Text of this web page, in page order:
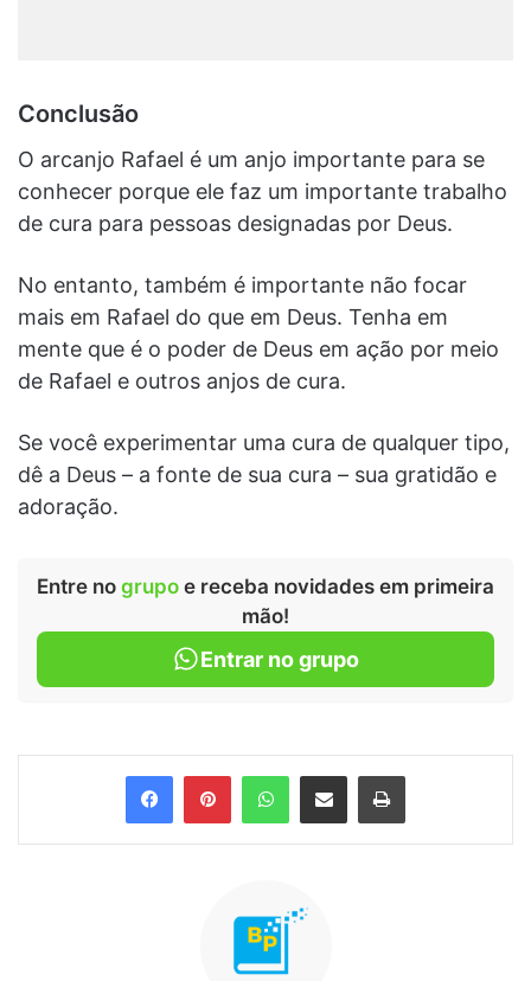
Conclusão
O arcanjo Rafael é um anjo importante para se
conhecer porque ele faz um importante trabalho
de cura para pessoas designadas por Deus.
No entanto, também é importante não focar
mais em Rafael do que em Deus. Tenha em
mente que é o poder de Deus em ação por meio
de Rafael e outros anjos de cura.
Se você experimentar uma cura de qualquer tipo,
dê a Deus – a fonte de sua cura – sua gratidão e
adoração.
Entre no grupo e receba novidades em primeira
mão!
Entrar no grupo
FacebookPinterestWhatsApp
Compartilhar via e-mail Imprimir